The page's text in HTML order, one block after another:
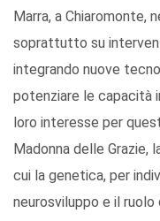
Marra, a Chiaromonte,
soprattutto su
integrando nuove
potenziare le capacità
loro interesse per
Madonna delle Grazie,
cui la genetica, per
neurosviluppo e il